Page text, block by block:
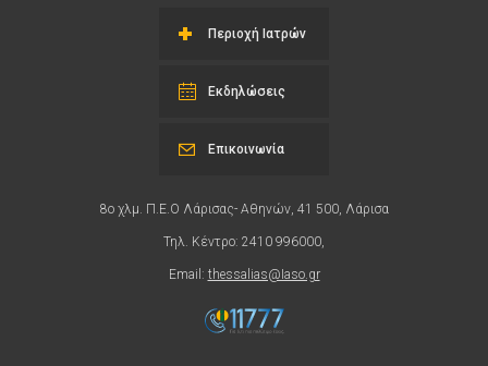
Περιοχή Ιατρών
Εκδηλώσεις
8ο χλμ. Π.Ε.Ο Λάρισας- Αθηνών, 41 500, Λάρισα
Τηλ. Κέντρο: 2410 996000,
Email: thessalias@Iaso.gr
Επικοινωνία